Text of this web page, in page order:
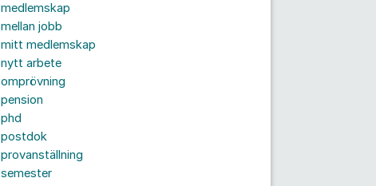
medlemskap
mellan jobb
mitt medlemskap
nytt arbete
omprövning
pension
phd
postdok
provanställning
semester